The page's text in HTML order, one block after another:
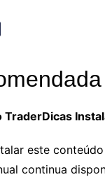
este
continua